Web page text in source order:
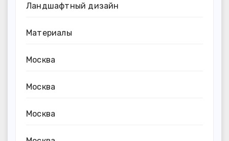
Ландшафтный дизайн
Материалы
Москва
Москва
Москва